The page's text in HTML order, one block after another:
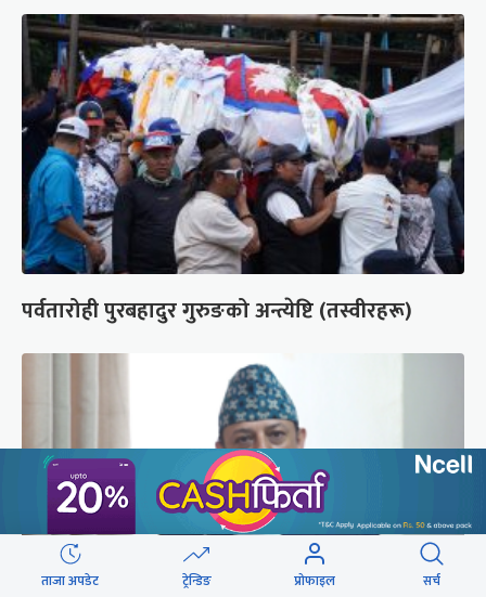
पर्वतारोही पुरबहादुर गुरुङको अन्त्येष्टि (तस्वीरहरू)
ताजा अपडेट ट्रेन्डिङ प्रोफाइल सर्च